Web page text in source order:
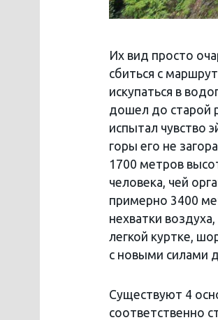
Их вид просто
сбиться с
искупаться в
дошел до старой
испытал чувство
горы его не
1700 метров
человека, чей
примерно 3400
нехватки
легкой куртке,
с новыми силами
Существуют 4
соответственно